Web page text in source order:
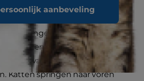
aanbeveling
en hurken dicht bij de
te springen. Ze trappen vaak
om "te versnellen"
Katten springen naar voren